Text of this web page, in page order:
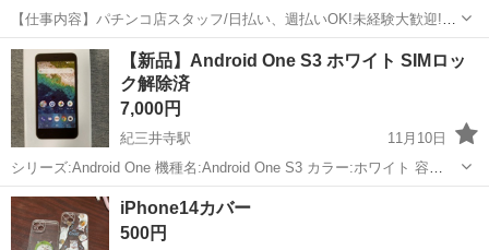
【仕事内容】パチンコ店スタッフ/日払い、週払いOK!未経験大歓迎!夏
も冬も快適な店舗内勤務 シフトも柔軟 <給与> 時給1,300円 <勤務地>
和歌山県 岩出市 <最寄駅>岩出駅 エンタメ×接客=新しい働き方、ここ
にあります/...
アルバイト・パート
【新品】Android One S3 ホワイト SIMロッ
ク解除済
7,000円
紀三井寺駅
11月10日
シリーズ:Android One 機種名:Android One S3 カラー:ホワイト 容
量:32 GB 購入したキャリア:Y!mobile 付属品:説明書,箱 商品の状態:新
品 ネットワーク制限 ◯ ※ こちらの商品は...
和歌山 和歌山市 紀三井寺駅
iPhone14カバー
500円